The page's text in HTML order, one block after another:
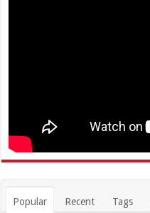
Popular Recent Tags